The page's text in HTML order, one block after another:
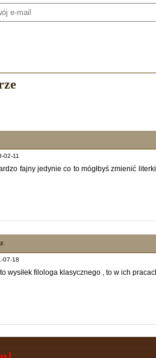
02-11
fajny jedynie co to mógłbyś zmienić
07-18
wysiłek filologa klasycznego , to w ich